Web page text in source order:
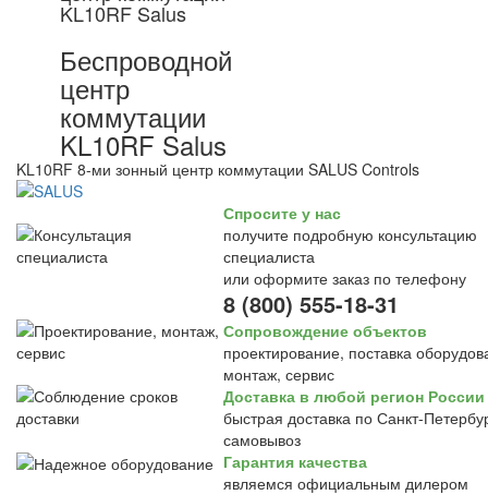
KL10RF Salus
Беспроводной
центр
коммутации
KL10RF Salus
KL10RF 8-ми зонный центр коммутации SALUS Controls
Спросите у нас
получите подробную консультацию
специалиста
или оформите заказ по телефону
8 (800) 555-18-31
Сопровождение объектов
проектирование, поставка
монтаж, сервис
Доставка в любой регион России
быстрая доставка по Санкт-
самовывоз
Гарантия качества
являемся официальным дилером